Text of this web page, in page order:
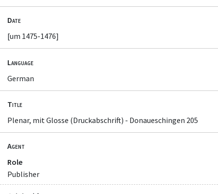
Date
[um 1475-1476]
Language
German
Title
Plenar, mit Glosse (Druckabschrift) - Donaueschingen 205
Agent
Role
Publisher